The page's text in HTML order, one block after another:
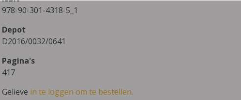
978-90-301-4318-5_1
Depot
D2016/0032/0641
Pagina's
417
Gelieve in te loggen om te bestellen.